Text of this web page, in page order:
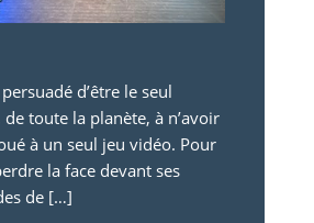
d’être le seul
toute la planète, à n’avoir
à un seul jeu vidéo. Pour
la face devant ses
de […]